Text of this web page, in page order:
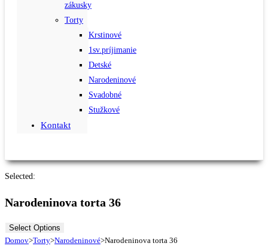
zákusky
Torty
Krstinové
1sv.príjimanie
Detské
Narodeninové
Svadobné
Stužkové
Kontakt
Selected:
Narodeninova torta 36
Select Options
Domov>Torty>Narodeninové>Narodeninova torta 36